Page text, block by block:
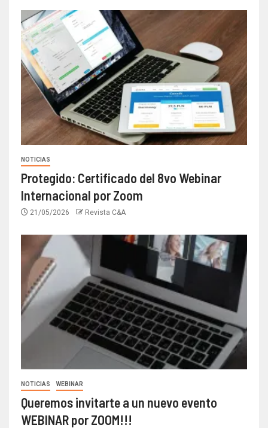
NOTICIAS
Protegido: Certificado del 8vo Webinar
Internacional por Zoom
21/05/2026 Revista C&A
NOTICIAS WEBINAR
Queremos invitarte a un nuevo evento
WEBINAR por ZOOM!!!